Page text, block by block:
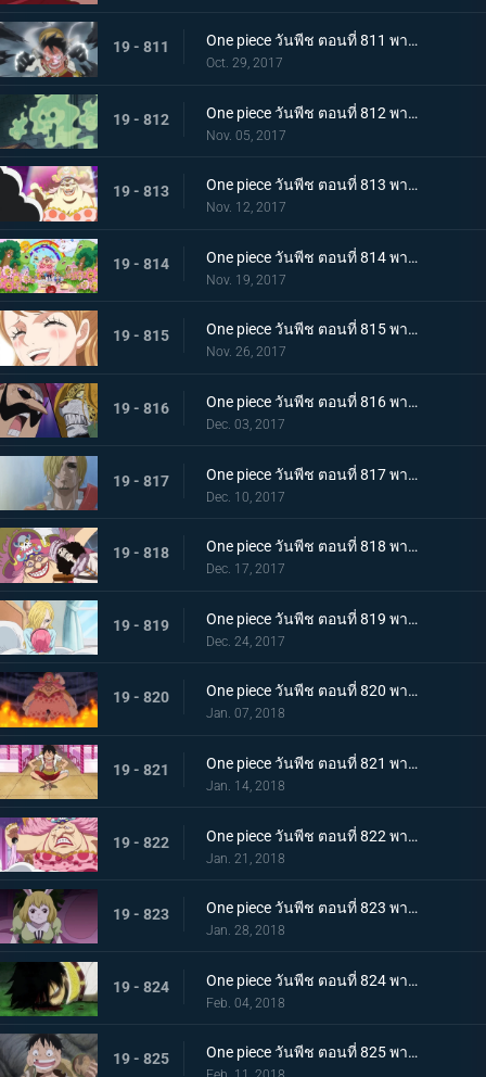
19 - 811 One piece วันพีช ตอนที่ 811 พากย์ไทย ฉันจะรอที่นี่ ลูฟี่ VS กองทัพพิโรธ
Oct. 29, 2017
19 - 812 One piece วันพีช ตอนที่ 812 พากย์ไทย บุกชาโต้ ชิงมาให้ได้ โรดโพเนกลิฟ
Nov. 05, 2017
19 - 813 One piece วันพีช ตอนที่ 813 พากย์ไทย เผชิญหน้าโชคชะตา ลูฟี่กับบิ๊กมัม
Nov. 12, 2017
19 - 814 One piece วันพีช ตอนที่ 814 พากย์ไทย เสียงเพรียกวิญญาณ ปฏิบัติการสายฟ้าแลบของบรู๊คกับเปโดร
Nov. 19, 2017
19 - 815 One piece วันพีช ตอนที่ 815 พากย์ไทย ลาก่อน การตัดสินใจทั้งน้ำตาของพุดดิ้ง
Nov. 26, 2017
19 - 816 One piece วันพีช ตอนที่ 816 พากย์ไทย เรื่องราวของตาซ้าย เปโดร VS บารอนทามาโกะ
Dec. 03, 2017
19 - 817 One piece วันพีช ตอนที่ 817 พากย์ไทย ก้นบุหรี่ คืนก่อนแต่งงานของซันจิ
Dec. 10, 2017
19 - 818 One piece วันพีช ตอนที่ 818 พากย์ไทย จิตวิญญาณที่มุ่งมั่น บรู๊ค VS บิ๊กมัม
Dec. 17, 2017
19 - 819 One piece วันพีช ตอนที่ 819 พากย์ไทย ความปรารถนาของโซรา ซันจิ ผลงานที่ล้มเหลวของเจอร์ม่า
Dec. 24, 2017
19 - 820 One piece วันพีช ตอนที่ 820 พากย์ไทย ไปหาซันจิ ลูฟี่ เอาคืนอย่างถึงลูกถึงคน
Jan. 07, 2018
19 - 821 One piece วันพีช ตอนที่ 821 พากย์ไทย ชาโตว์โกลาหล ลูฟี่ ไปสถานที่นัดหมาย
Jan. 14, 2018
19 - 822 One piece วันพีช ตอนที่ 822 พากย์ไทย ตัดสินใจจากลา ซันจิกับข้าวกล่องหมวกฟาง
Jan. 21, 2018
19 - 823 One piece วันพีช ตอนที่ 823 พากย์ไทย สี่จักรพรรดินอนพลิกตัวไปมา ปฏิบัติการช่วยบรู๊ค
Jan. 28, 2018
19 - 824 One piece วันพีช ตอนที่ 824 พากย์ไทย ที่ที่สัญญากัน ลูฟี่ ต่อสู้เกินขีดจำกัด
Feb. 04, 2018
19 - 825 One piece วันพีช ตอนที่ 825 พากย์ไทย คนโกหก ลูฟี่กับซันจิ